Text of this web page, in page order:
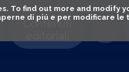
To find out more and modify
di piú e per modificare
Contenuti